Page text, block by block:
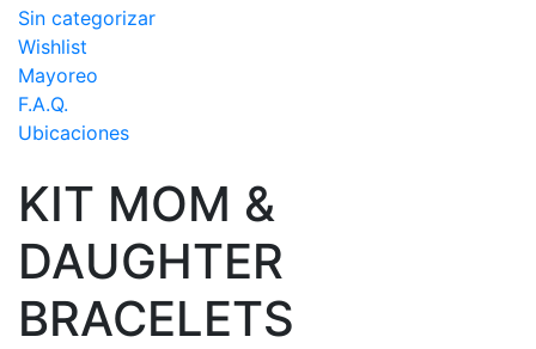
Sin categorizar
Wishlist
Mayoreo
F.A.Q.
Ubicaciones
KIT MOM &
DAUGHTER
BRACELETS